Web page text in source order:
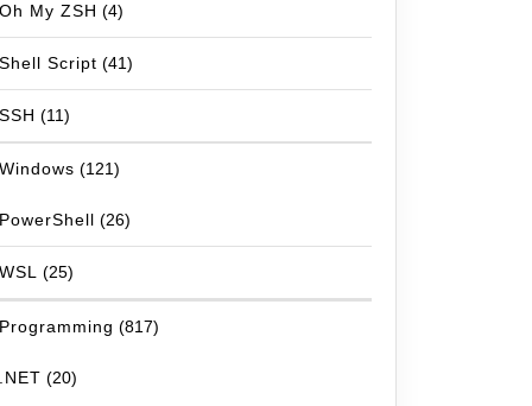
Oh My ZSH (4)
Shell Script (41)
SSH (11)
Windows (121)
PowerShell (26)
WSL (25)
Programming (817)
.NET (20)